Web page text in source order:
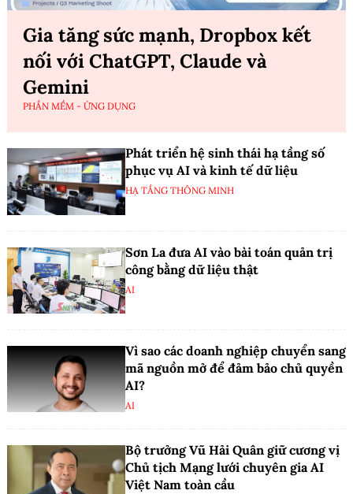
Gia tăng sức mạnh, Dropbox kết
nối với ChatGPT, Claude và
Gemini
PHẦN MỀM - ỨNG DỤNG
Phát triển hệ sinh thái hạ tầng số
phục vụ AI và kinh tế dữ liệu
HẠ TẦNG THÔNG MINH
Sơn La đưa AI vào bài toán quản trị
công bằng dữ liệu thật
AI
Vì sao các doanh nghiệp chuyển sang
mã nguồn mở để đảm bảo chủ quyền
AI?
AI
Bộ trưởng Vũ Hải Quân giữ cương vị
Chủ tịch Mạng lưới chuyên gia AI
Việt Nam toàn cầu